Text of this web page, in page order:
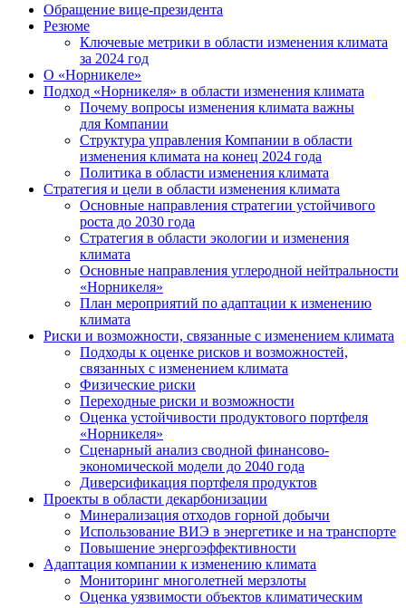
Обращение вице-президента
Резюме
Ключевые метрики в области изменения климата
за 2024 год
О «Норникеле»
Подход «Норникеля» в области изменения климата
Почему вопросы изменения климата важны
для Компании
Структура управления Компании в области
изменения климата на конец 2024 года
Политика в области изменения климата
Стратегия и цели в области изменения климата
Основные направления стратегии устойчивого
роста до 2030 года
Стратегия в области экологии и изменения
климата
Основные направления углеродной нейтральности
«Норникеля»
План мероприятий по адаптации к изменению
климата
Риски и возможности, связанные с изменением климата
Подходы к оценке рисков и возможностей,
связанных с изменением климата
Физические риски
Переходные риски и возможности
Оценка устойчивости продуктового портфеля
«Норникеля»
Сценарный анализ сводной финансово-
экономической модели до 2040 года
Диверсификация портфеля продуктов
Проекты в области декарбонизации
Минерализация отходов горной добычи
Использование ВИЭ в энергетике и на транспорте
Повышение энергоэффективности
Адаптация компании к изменению климата
Мониторинг многолетней мерзлоты
Оценка уязвимости объектов климатическим